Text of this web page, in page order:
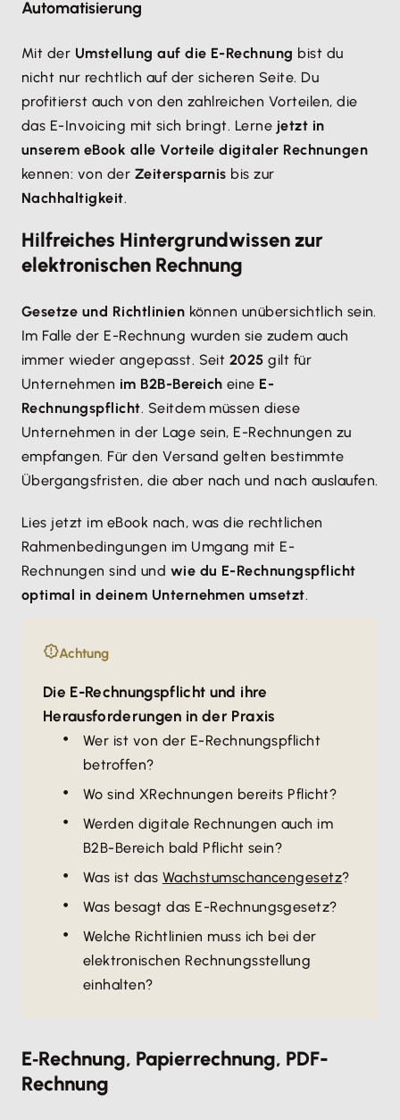
Automatisierung
Mit der Umstellung auf die E-Rechnung bist du
nicht nur rechtlich auf der sicheren Seite. Du
profitierst auch von den zahlreichen Vorteilen, die
das E-Invoicing mit sich bringt. Lerne jetzt in
unserem eBook alle Vorteile digitaler Rechnungen
kennen: von der Zeitersparnis bis zur
Nachhaltigkeit.
Hilfreiches Hintergrundwissen zur
elektronischen Rechnung
Gesetze und Richtlinien können unübersichtlich sein.
Im Falle der E-Rechnung wurden sie zudem auch
immer wieder angepasst. Seit 2025 gilt für
Unternehmen im B2B-Bereich eine E-
Rechnungspflicht. Seitdem müssen diese
Unternehmen in der Lage sein, E-Rechnungen zu
empfangen. Für den Versand gelten bestimmte
Übergangsfristen, die aber nach und nach auslaufen.
Lies jetzt im eBook nach, was die rechtlichen
Rahmenbedingungen im Umgang mit E-
Rechnungen sind und wie du E-Rechnungspflicht
optimal in deinem Unternehmen umsetzt.
Achtung
Die E-Rechnungspflicht und ihre
Herausforderungen in der Praxis
Wer ist von der E-Rechnungspflicht
betroffen?
Wo sind XRechnungen bereits Pflicht?
Werden digitale Rechnungen auch im
B2B-Bereich bald Pflicht sein?
Was ist das Wachstumschancengesetz?
Was besagt das E-Rechnungsgesetz?
Welche Richtlinien muss ich bei der
elektronischen Rechnungsstellung
einhalten?
E‑Rechnung, Papierrechnung, PDF-
Rechnung